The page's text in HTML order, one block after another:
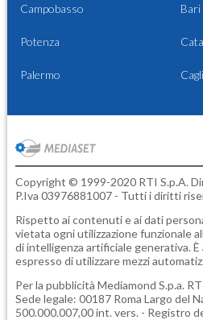
Campobasso Bari
Potenza
Palermo
Copyright © 1999-2020 RTI S.p.A.
P.Iva 03976881007 - Tutti i diritti
Rispetto ai contenuti e ai dati
vietata ogni utilizzazione funzionale
di intelligenza artificiale generativa.
espresso di utilizzare mezzi
Per la pubblicità Mediamond S.p.a.
Sede legale: 00187 Roma Largo del
500.000.007,00 int. vers. - Registro